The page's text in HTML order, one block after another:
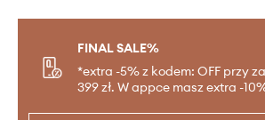
FINAL SALE%
*extra -5% z kodem: OFF przy
399 zł. W appce masz extra -